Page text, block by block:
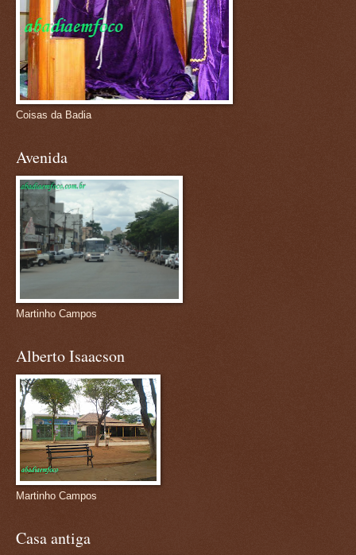
Coisas da Badia
Avenida
Martinho Campos
Alberto Isaacson
Martinho Campos
Casa antiga